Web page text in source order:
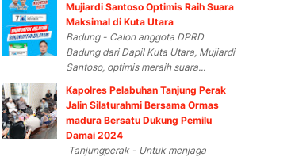
Mujiardi Santoso Optimis Raih Suara
Maksimal di Kuta Utara
Badung - Calon anggota DPRD
Badung dari Dapil Kuta Utara, Mujiardi
Santoso, optimis meraih suara...
Kapolres Pelabuhan Tanjung Perak
Jalin Silaturahmi Bersama Ormas
madura Bersatu Dukung Pemilu
Damai 2024
Tanjungperak - Untuk menjaga